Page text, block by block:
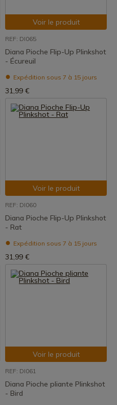
Voir le produit
REF: DI065
Diana Pioche Flip-Up Plinkshot
- Écureuil
Expédition sous 7 à 15 jours
31,99 €
Voir le produit
REF: DI060
Diana Pioche Flip-Up Plinkshot
- Rat
Expédition sous 7 à 15 jours
31,99 €
Voir le produit
REF: DI061
Diana Pioche pliante Plinkshot
- Bird